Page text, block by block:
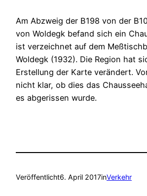
Am Abzweig der B198 von der
von Woldegk befand sich ein
ist verzeichnet auf dem
Woldegk (1932). Die Region hat
Erstellung der Karte verändert.
nicht klar, ob dies das
es abgerissen wurde.
Veröffentlicht6. April 2017inVerkehr